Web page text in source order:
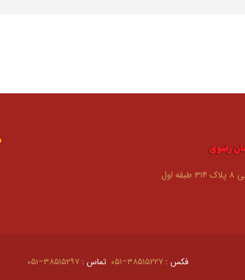
فکس : ۳۸۵۱۵۲۲۷–۰۵۱ تماس : ۳۸۵۱۵۲۹۷–۰۵۱